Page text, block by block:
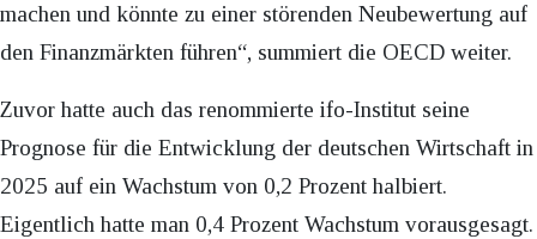
machen und könnte zu einer störenden Neubewertung auf
den Finanzmärkten führen“, summiert die OECD weiter.
Zuvor hatte auch das renommierte ifo-Institut seine
Prognose für die Entwicklung der deutschen Wirtschaft in
2025 auf ein Wachstum von 0,2 Prozent halbiert.
Eigentlich hatte man 0,4 Prozent Wachstum vorausgesagt.